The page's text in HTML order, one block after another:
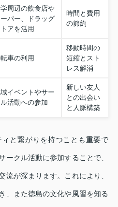
周辺の飲食店や
ーパー、ドラッグ
アを活用
時間と費用
の節約
車の利用
移動時間の
短縮とスト
レス解消
イベントやサー
活動への参加
新しい友人
との出会い
と人脈構築
と繋がりを持つことも重要で
ークル活動に参加することで、
流が深まります。これにより、
、また徳島の文化や風習を知る